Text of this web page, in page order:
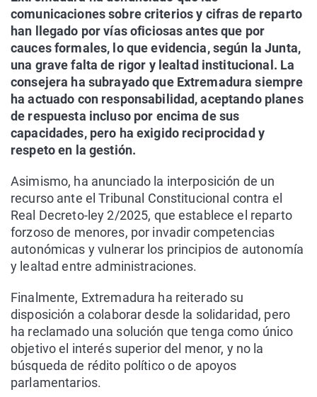
comunicaciones sobre criterios y cifras de reparto
han llegado por vías oficiosas antes que por
cauces formales, lo que evidencia, según la Junta,
una grave falta de rigor y lealtad institucional. La
consejera ha subrayado que Extremadura siempre
ha actuado con responsabilidad, aceptando planes
de respuesta incluso por encima de sus
capacidades, pero ha exigido reciprocidad y
respeto en la gestión.
Asimismo, ha anunciado la interposición de un
recurso ante el Tribunal Constitucional contra el
Real Decreto-ley 2/2025, que establece el reparto
forzoso de menores, por invadir competencias
autonómicas y vulnerar los principios de autonomía
y lealtad entre administraciones.
Finalmente, Extremadura ha reiterado su
disposición a colaborar desde la solidaridad, pero
ha reclamado una solución que tenga como único
objetivo el interés superior del menor, y no la
búsqueda de rédito político o de apoyos
parlamentarios.